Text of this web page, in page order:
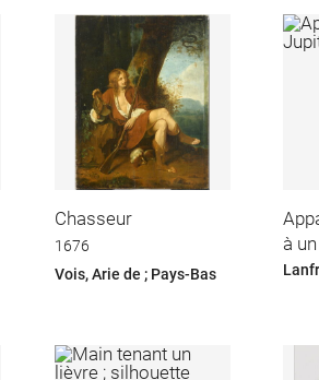
Chasseur
1676
Vois, Arie de ; Pays-Bas
à